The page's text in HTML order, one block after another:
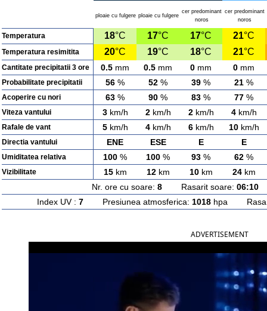
ploaie cu fulgere ploaie cu fulgere
cer predominant
noros
cer predominant
noros
Temperatura 18°C 17°C 17°C 21°C
Temperatura resimitita 20°C 19°C 18°C 21°C
Cantitate precipitatii 3 ore 0.5 mm 0.5 mm 0 mm 0 mm
Probabilitate precipitatii 56 % 52 % 39 % 21 %
Acoperire cu nori 63 % 90 % 83 % 77 %
Viteza vantului 3km/h 2km/h 2km/h 4km/h
Rafale de vant 5km/h 4km/h 6km/h 10km/h
Directia vantului ENE ESE E E
Umiditatea relativa 100 % 100 % 93 % 62 %
Vizibilitate 15km 12km 10km 24km
Nr. ore cu soare: 8Rasarit soare: 06:10
Index UV : 7Presiunea atmosferica: 1018hpa
ADVERTISEMENT